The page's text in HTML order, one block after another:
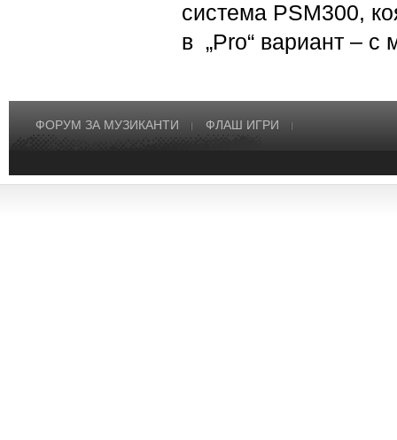
система PSM300,
в „Pro“ вариант – с
ФОРУМ ЗА МУЗИКАНТИ ФЛАШ ИГРИ